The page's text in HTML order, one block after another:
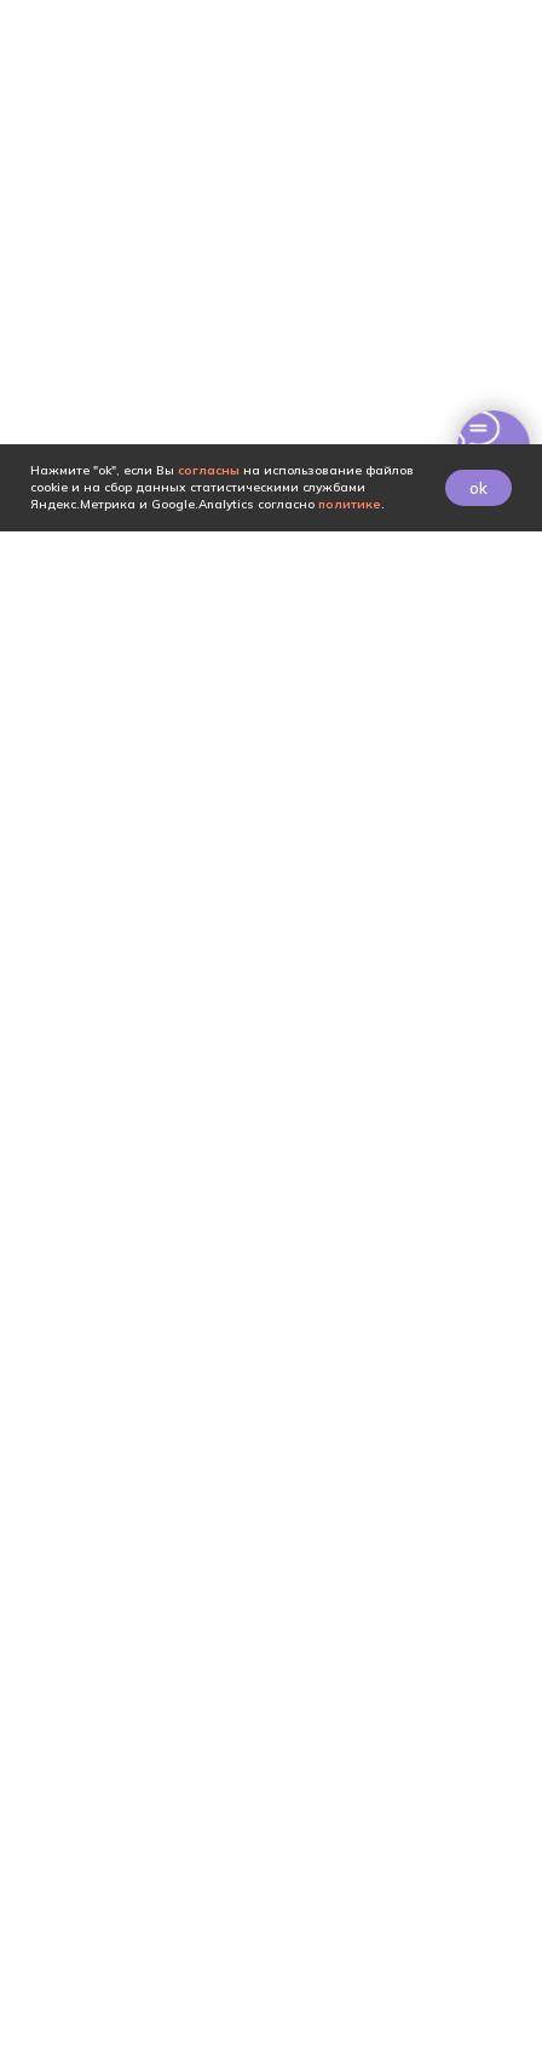
Нажмите "ok", если Вы согласны на использование файлов
cookie и на сбор данных статистическими службами
Яндекс.Метрика и Google.Analytics согласно политике.
ok